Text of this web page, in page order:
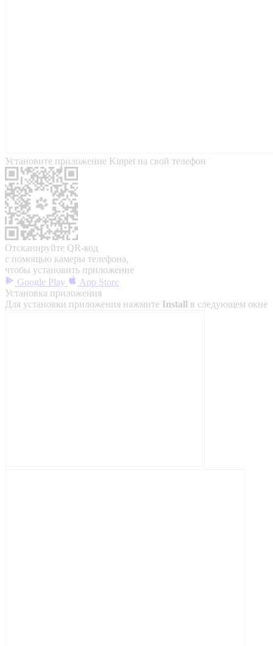
Установите приложение Kinpet на свой телефон
Отсканируйте QR-код
с помощью камеры телефона,
чтобы установить приложение
Google Play
App Store
Установка приложения
Для установки приложения нажмите Install в следующем окне